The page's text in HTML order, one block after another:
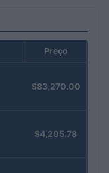
Preço
$83,270.00
$4,205.78